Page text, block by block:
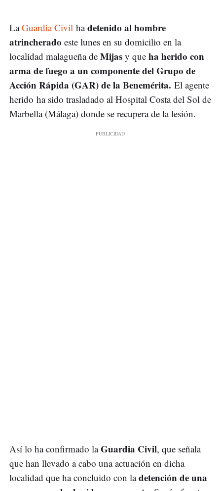
LaGuardia Civil hadetenido al hombre
atrincherado este lunes en su domicilio en la
localidad malagueña de Mijas y que ha herido con
arma de fuego a un componente del Grupo de
Acción Rápida (GAR) de la Benemérita. El agente
herido ha sido trasladado al Hospital Costa del Sol de
Marbella (Málaga) donde se recupera de la lesión.
Así lo ha confirmado laGuardia Civil, que señala
que han llevado a cabo una actuación en dicha
localidad que ha concluido con ladetención de una